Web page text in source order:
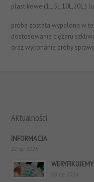
plastikowe (1L,5L,10L,20L,)
próba została wypalona w
dostosowanie ciężaru
oraz wykonanie próby
Aktualności
INFORMACJA
22 sty 2025
09 lip 2024